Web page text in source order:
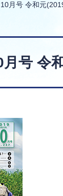
月号 令和元
号 令